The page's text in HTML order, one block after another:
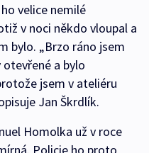
velice nemilé
v noci někdo vloupal a
bylo. „Brzo ráno jsem
a bylo
jsem v ateliéru
Jan Škrdlík.
Homolka už v roce
Policie ho proto